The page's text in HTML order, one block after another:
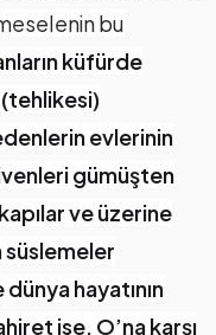
bu
küfürde
evlerinin
gümüşten
ve üzerine
süslemeler
hayatının
ise, O’na karşı